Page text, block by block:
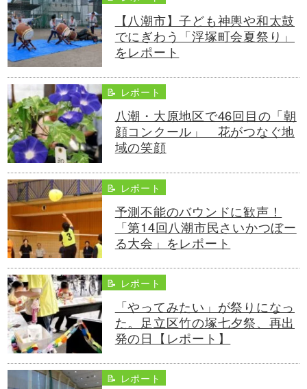
【八潮市】子ども神輿や和太鼓
でにぎわう「浮塚町会夏祭り」
をレポート
📝 レポート
八潮・大原地区で46回目の「朝
顔コンクール」 花がつなぐ地
域の笑顔
📝 レポート
予測不能のバウンドに歓声！
「第14回八潮市民さいかつぼー
る大会」をレポート
📝 レポート
「やってみたい」が祭りになっ
た。足立区竹の塚七夕祭、再出
発の日【レポート】
📝 レポート